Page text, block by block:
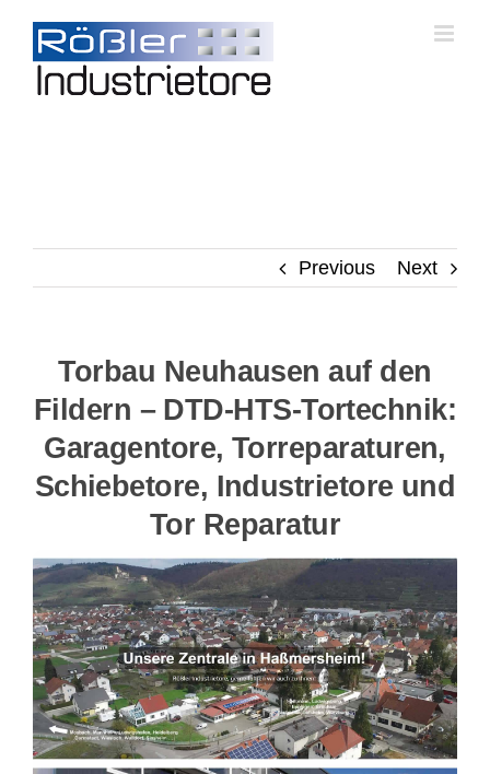
content
Previous Next
Torbau Neuhausen auf den
Fildern – DTD-HTS-Tortechnik:
Garagentore, Torreparaturen,
Schiebetore, Industrietore und
Tor Reparatur